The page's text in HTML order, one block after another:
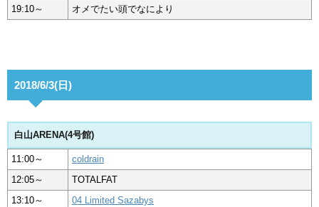
19:10～
オメでたい頭でなにより
2018/6/3(日)
白山ARENA(4号館)
11:00～
coldrain
12:05～
TOTALFAT
13:10～
04 Limited Sazabys